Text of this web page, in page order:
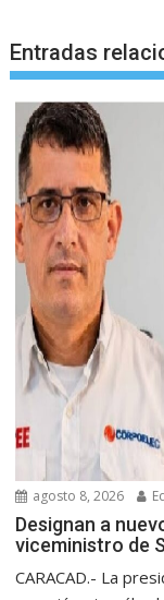
Entradas
agosto 8, 2026
Designan a
viceministro de
CARACAD.- La